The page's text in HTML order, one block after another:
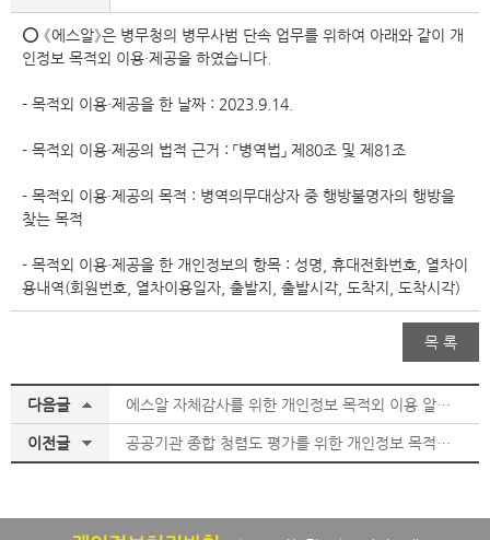
⭕ 《에스알》은 병무청의 병무사범 단속 업무를 위하여 아래와 같이 개
인정보 목적외 이용·제공을 하였습니다.
- 목적외 이용·제공을 한 날짜 : 2023.9.14.
- 목적외 이용·제공의 법적 근거 : 「병역법」 제80조 및 제81조
- 목적외 이용·제공의 목적 : 병역의무대상자 중 행방불명자의 행방을
찾는 목적
- 목적외 이용·제공을 한 개인정보의 항목 : 성명, 휴대전화번호, 열차이
용내역(회원번호, 열차이용일자, 출발지, 출발시각, 도착지, 도착시각)
목 록
다음글 에스알 자체감사를 위한 개인정보 목적외 이용 알림(’24.05.13.)
이전글 공공기관 종합 청렴도 평가를 위한 개인정보 목적외 이용·제공 알림(’23.07.18.)